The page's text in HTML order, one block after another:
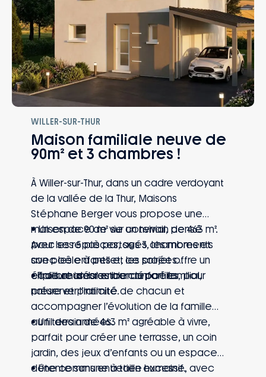
WILLER-SUR-THUR
Maison familiale neuve de
90m² et 3 chambres !
À Willer-sur-Thur, dans un cadre verdoyant
de la vallée de la Thur, Maisons
Stéphane Berger vous propose une
maison de 90 m² sur un terrain de 463 m².
Avec ses 5 pièces, ses 3 chambres et
son poêle à pellet, ce projet offre un
équilibre idéal entre confort familial,
nature et praticité.
• Un espace de vie convivial, pensé
pour les repas partagés, les moments
avec les enfants et les soirées
chaleureuses autour du poêle.
• Trois chambres bien réparties, pour
préserver l’intimité de chacun et
accompagner l’évolution de la famille
au fil des années.
• Un terrain de 463 m² agréable à vivre,
parfait pour créer une terrasse, un coin
jardin, des jeux d’enfants ou un espace
détente sans entretien excessif.
• Une commune à taille humaine, avec